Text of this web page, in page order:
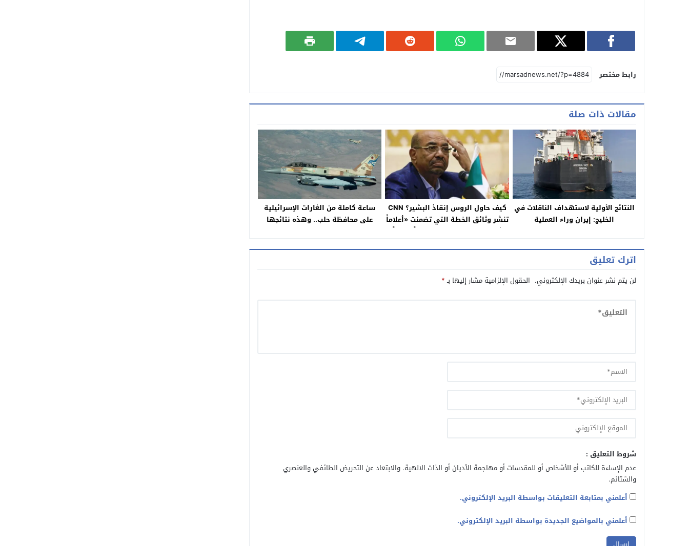
رابط مختصر
مقالات ذات صلة
النتائج الأولية لاستهداف الناقلات في
الخليج: إيران وراء العملية
كيف حاول الروس إنقاذ البشير؟ CNN
تنشر وثائق الخطة التي تضمنت «أعلاماً
مثلية ومهاجمة مساجد وخبزاً مجانياً»
ساعة كاملة من الغارات الإسرائيلية
على محافظة حلب.. وهذه نتائجها
اترك تعليق
لن يتم نشر عنوان بريدك الإلكتروني. الحقول الإلزامية مشار إليها بـ*
شروط التعليق :
عدم الإساءة للكاتب أو للأشخاص أو للمقدسات أو مهاجمة الأديان أو الذات الالهية. والابتعاد عن التحريض الطائفي والعنصري
والشتائم.
أعلمني بمتابعة التعليقات بواسطة البريد الإلكتروني.
أعلمني بالمواضيع الجديدة بواسطة البريد الإلكتروني.